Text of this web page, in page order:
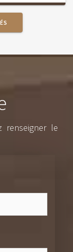
renseigner le